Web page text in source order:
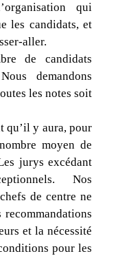
qui
les candidats, et
aller.
de candidats
demandons
les notes soit
qu’il y aura, pour
moyen de
jurys excédant
Nos
de centre ne
et la nécessité
pour les